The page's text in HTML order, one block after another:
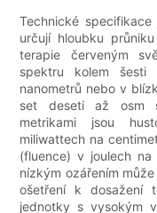
Technické
určují hloubku
terapie červeným
spektru kolem
nanometrů nebo v
set deseti až osm
metrikami jsou
miliwattech na
(fluence) v joulech
nízkým ozářením
ošetření k dosažení
jednotky s vysokým